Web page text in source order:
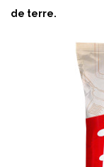
de terre.